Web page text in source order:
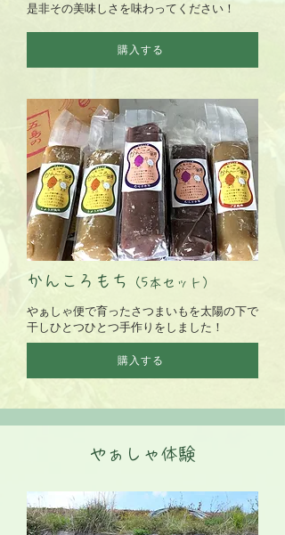
是非その美味しさを味わってください！
購入する
かんころもち （5本セット）
​やぁしゃ便で育ったさつまいもを太陽の下で
干しひとつひとつ手作りをしました！
購入する
やぁしゃ体験